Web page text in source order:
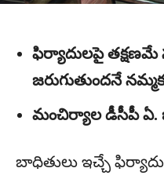
ఫిర్యాదులపై
జరుగుతుందనే
మంచిర్యాల డీసీపీ ఏ.
బాధితులు ఇచ్చే